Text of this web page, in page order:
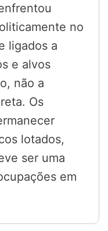
no
ligados a
e alvos
não a
Os
lotados,
ser uma
em